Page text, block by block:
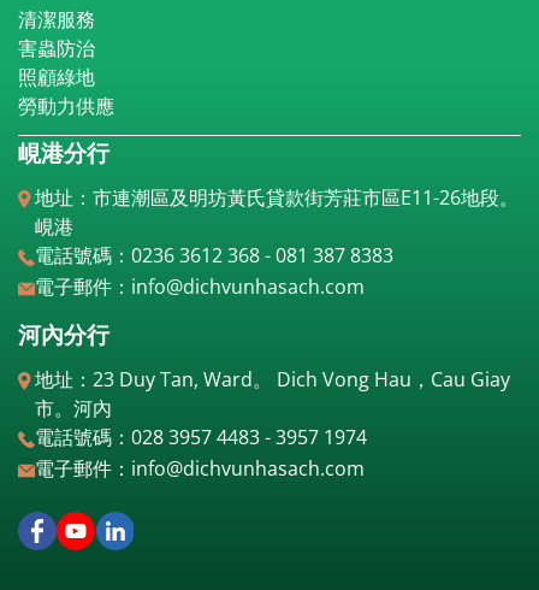
清潔服務
害蟲防治
照顧綠地
勞動力供應
峴港分行
地址：市連潮區及明坊黃氏貸款街芳莊市區E11-26地段。
峴港
電話號碼：0236 3612 368 - 081 387 8383
電子郵件：info@dichvunhasach.com
河內分行
地址：23 Duy Tan, Ward。 Dich Vong Hau，Cau Giay
市。河內
電話號碼：028 3957 4483 - 3957 1974
電子郵件：info@dichvunhasach.com